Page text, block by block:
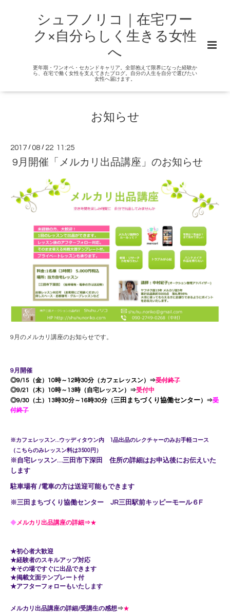
シュフノリコ｜在宅ワー
ク×自分らしく生きる女性
へ
更年期・ワンオペ・セカンドキャリア。全部抱えて限界になった経験か
ら、在宅で働く女性を支えてきたブログ。自分の人生を自分で選びたい
女性へ届けます。
お知らせ
2017 /08 / 22 11:25
9月開催「メルカリ出品講座」のお知らせ
9月のメルカリ講座のお知らせです。
9月開催
◎9/15（金）10時～12時30分（カフェレッスン）⇒受付終了
◎9/21（木）10時～13時（自宅レッスン）⇒受付中
◎9/30（土）13時30分～16時30分（三田まちづくり協働センター）⇒受
付終了
※カフェレッスン…ウッディタウン内 1品出品のレクチャーのみお手軽コース
（こちらのみレッスン料は3500円）
※自宅レッスン…三田市下深田 住所の詳細はお申込後にお伝えいた
します
駐車場有 /電車の方は送迎可能もできます
※三田まちづくり協働センター JR三田駅前キッピーモール６F
◆メルカリ出品講座の詳細⇒★
★初心者大歓迎
★経験者のスキルアップ対応
★その場ですぐに出品できます
★掲載文面テンプレート付
★アフターフォローもいたします
メルカリ出品講座の詳細/受講生の感想⇒★